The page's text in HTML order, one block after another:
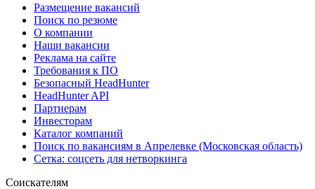
Размещение вакансий
Поиск по резюме
О компании
Наши вакансии
Реклама на сайте
Требования к ПО
Безопасный HeadHunter
HeadHunter API
Партнерам
Инвесторам
Каталог компаний
Поиск по вакансиям в Апрелевке (Московская область)
Сетка: соцсеть для нетворкинга
Соискателям